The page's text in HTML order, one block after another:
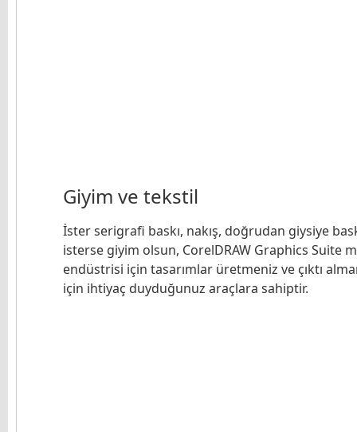
Giyim ve tekstil
İster serigrafi baskı, nakış, doğrudan giysiye
isterse giyim olsun, CorelDRAW Graphics Suite
endüstrisi için tasarımlar üretmeniz ve çıktı
için ihtiyaç duyduğunuz araçlara sahiptir.